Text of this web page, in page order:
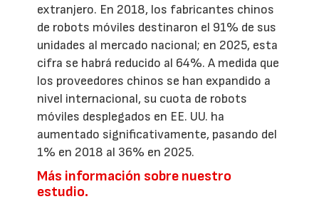
extranjero. En 2018, los fabricantes chinos
de robots móviles destinaron el 91% de sus
unidades al mercado nacional; en 2025, esta
cifra se habrá reducido al 64%. A medida que
los proveedores chinos se han expandido a
nivel internacional, su cuota de robots
móviles desplegados en EE. UU. ha
aumentado significativamente, pasando del
1% en 2018 al 36% en 2025.
Más información sobre nuestro
estudio.